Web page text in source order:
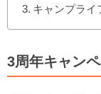
キャンプライ
3周年キャン